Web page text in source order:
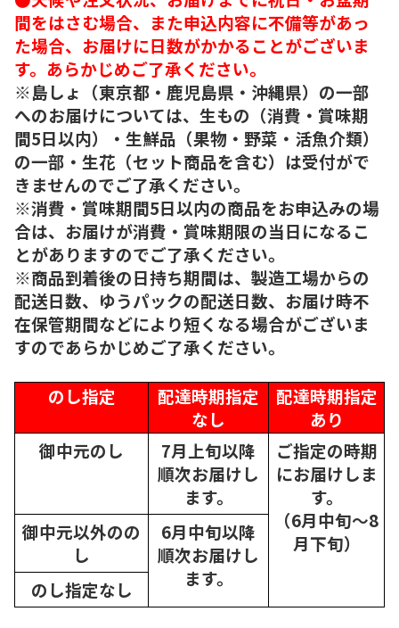
間をはさむ場合、また申込内容に不備等があっ
た場合、お届けに日数がかかることがございま
す。あらかじめご了承ください。
※島しょ（東京都・鹿児島県・沖縄県）の一部
へのお届けについては、生もの（消費・賞味期
間5日以内）・生鮮品（果物・野菜・活魚介類）
の一部・生花（セット商品を含む）は受付がで
きませんのでご了承ください。
※消費・賞味期間5日以内の商品をお申込みの場
合は、お届けが消費・賞味期限の当日になるこ
とがありますのでご了承ください。
※商品到着後の日持ち期間は、製造工場からの
配送日数、ゆうパックの配送日数、お届け時不
在保管期間などにより短くなる場合がございま
すのであらかじめご了承ください。
のし指定
配達時期指定
なし
配達時期指定
あり
御中元のし
7月上旬以降
順次お届けし
ます。
ご指定の時期
にお届けしま
す。
（6月中旬～8
月下旬）
御中元以外のの
し
6月中旬以降
順次お届けし
ます。
のし指定なし